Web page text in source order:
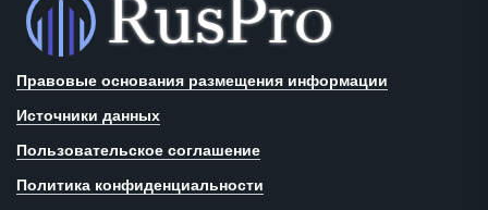
Правовые основания размещения информации
Источники данных
Пользовательское соглашение
Политика конфиденциальности